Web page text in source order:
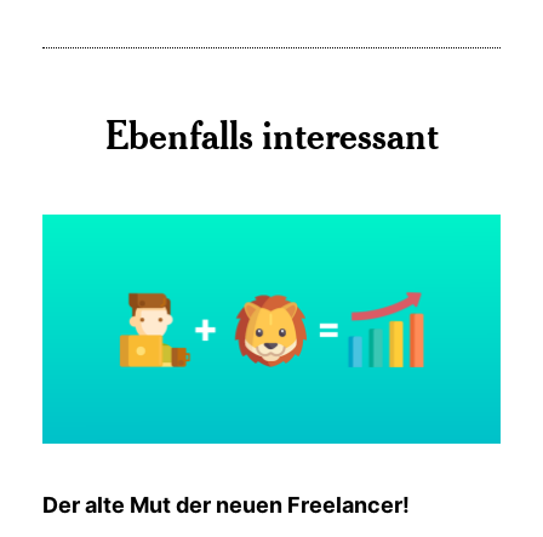
Ebenfalls interessant
Der alte Mut der neuen Freelancer!